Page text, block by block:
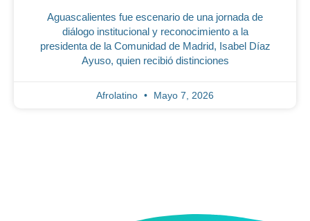
Aguascalientes fue escenario de una jornada de
diálogo institucional y reconocimiento a la
presidenta de la Comunidad de Madrid, Isabel Díaz
Ayuso, quien recibió distinciones
Afrolatino Mayo 7, 2026